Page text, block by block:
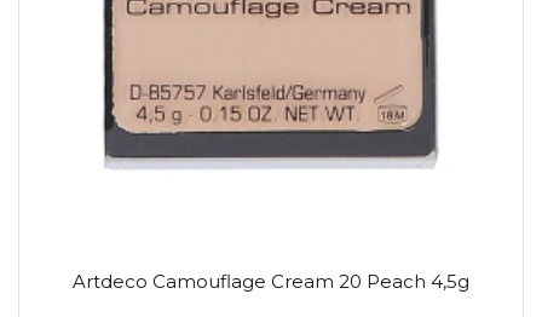
Artdeco Camouflage Cream 20 Peach 4,5g